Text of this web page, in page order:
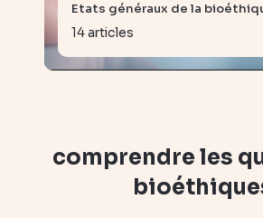
Etats généraux de la
14 articles
comprendre les